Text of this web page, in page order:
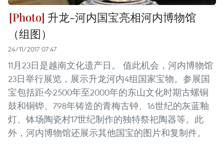
升龙-河内国宝亮相河内博物馆
（组图）
24/11/2017 07:47
11月23日是越南文化遗产日。 值此机会，河内博物馆
23日举行展览，展示升龙河内4组国家宝物。参展国
宝包括距今2500年至2000年的东山文化时期古螺铜
鼓和铜铧、798年铸造的青梅古钟、16世纪的灰蓝釉
灯、钵场陶瓷村17世纪制作的独特祭祀陶器等。此
外，河内博物馆还展示其他国宝的图片和复制件。